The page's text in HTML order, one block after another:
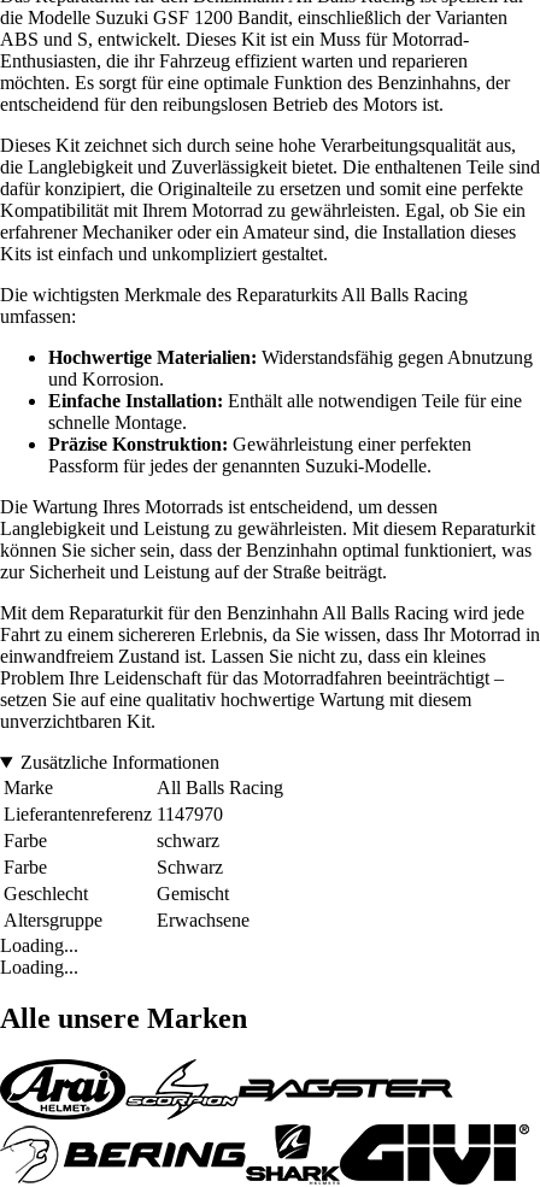
die Modelle Suzuki GSF 1200 Bandit, einschließlich der Varianten
ABS und S, entwickelt. Dieses Kit ist ein Muss für Motorrad-
Enthusiasten, die ihr Fahrzeug effizient warten und reparieren
möchten. Es sorgt für eine optimale Funktion des Benzinhahns, der
entscheidend für den reibungslosen Betrieb des Motors ist.
Dieses Kit zeichnet sich durch seine hohe Verarbeitungsqualität aus,
die Langlebigkeit und Zuverlässigkeit bietet. Die enthaltenen Teile sind
dafür konzipiert, die Originalteile zu ersetzen und somit eine perfekte
Kompatibilität mit Ihrem Motorrad zu gewährleisten. Egal, ob Sie ein
erfahrener Mechaniker oder ein Amateur sind, die Installation dieses
Kits ist einfach und unkompliziert gestaltet.
Die wichtigsten Merkmale des Reparaturkits All Balls Racing
umfassen:
Hochwertige Materialien: Widerstandsfähig gegen Abnutzung
und Korrosion.
Einfache Installation: Enthält alle notwendigen Teile für eine
schnelle Montage.
Präzise Konstruktion: Gewährleistung einer perfekten
Passform für jedes der genannten Suzuki-Modelle.
Die Wartung Ihres Motorrads ist entscheidend, um dessen
Langlebigkeit und Leistung zu gewährleisten. Mit diesem Reparaturkit
können Sie sicher sein, dass der Benzinhahn optimal funktioniert, was
zur Sicherheit und Leistung auf der Straße beiträgt.
Mit dem Reparaturkit für den Benzinhahn All Balls Racing wird jede
Fahrt zu einem sichereren Erlebnis, da Sie wissen, dass Ihr Motorrad in
einwandfreiem Zustand ist. Lassen Sie nicht zu, dass ein kleines
Problem Ihre Leidenschaft für das Motorradfahren beeinträchtigt –
setzen Sie auf eine qualitativ hochwertige Wartung mit diesem
unverzichtbaren Kit.
Zusätzliche Informationen
Marke
All Balls Racing
Lieferantenreferenz 1147970
Farbe
schwarz
Farbe
Schwarz
Geschlecht
Gemischt
Altersgruppe
Erwachsene
Loading...
Loading...
Alle unsere Marken